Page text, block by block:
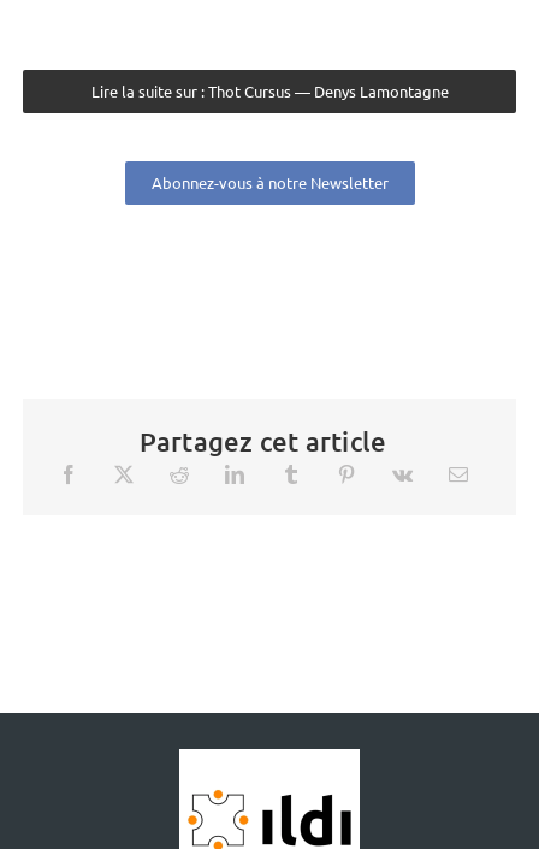
Lire la suite sur : Thot Cursus — Denys Lamontagne
Abonnez-vous à notre Newsletter
Partagez cet article